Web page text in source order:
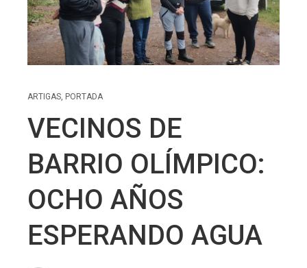
ARTIGAS, PORTADA
VECINOS DE
BARRIO OLÍMPICO:
OCHO AÑOS
ESPERANDO AGUA